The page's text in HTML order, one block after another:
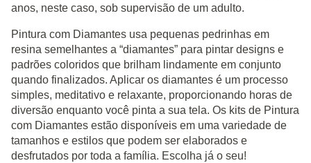
anos, neste caso, sob supervisão de um adulto.
Pintura com Diamantes usa pequenas pedrinhas em
resina semelhantes a “diamantes” para pintar designs e
padrões coloridos que brilham lindamente em conjunto
quando finalizados. Aplicar os diamantes é um processo
simples, meditativo e relaxante, proporcionando horas de
diversão enquanto você pinta a sua tela. Os kits de Pintura
com Diamantes estão disponíveis em uma variedade de
tamanhos e estilos que podem ser elaborados e
desfrutados por toda a família. Escolha já o seu!